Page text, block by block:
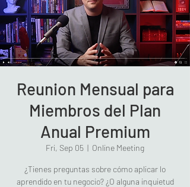
Reunion Mensual para
Miembros del Plan
Anual Premium
Fri, Sep 05
  |
Online Meeting
¿Tienes preguntas sobre cómo aplicar lo
aprendido en tu negocio? ¿O alguna inquietud